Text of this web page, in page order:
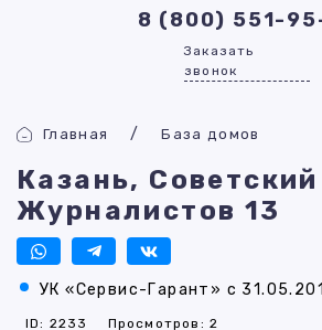
8 (800) 551-
Заказать
звонок
Главная База домов
Казань,
Журналистов 13
УК «Сервис-Гарант» с
ID: 2233 Просмотров: 2